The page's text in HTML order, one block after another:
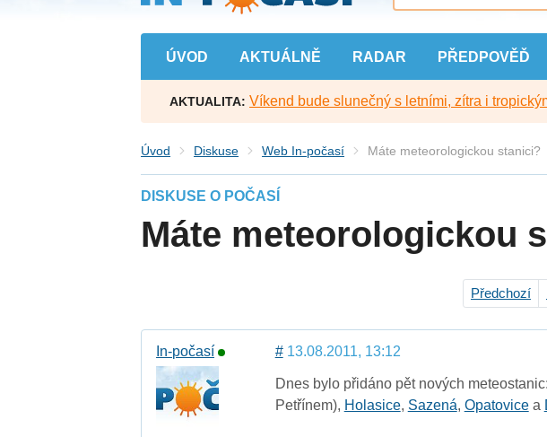
ÚVOD AKTUÁLNĚ RADAR PŘEDPOVĚĎ
AKTUALITA: Víkend bude slunečný s letními, zítra i
Úvod Diskuse Web In-počasí Máte meteorologickou stanici?
DISKUSE O POČASÍ
Máte meteorologickou
Předchozí
In-počasí #13.08.2011, 13:12
Dnes bylo přidáno pět nových meteostanic:
Petřínem), Holasice, Sazená, Opatovicea